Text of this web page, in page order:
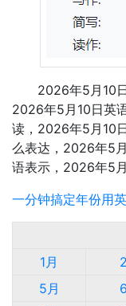
2026年5月10
2026年5月10日英
读，2026年5月10
么表达，2026年5
语表示，2026年5
一分钟搞定年份用
1月
5月